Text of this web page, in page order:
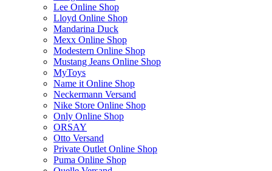
Lee Online Shop
Lloyd Online Shop
Mandarina Duck
Mexx Online Shop
Modestern Online Shop
Mustang Jeans Online Shop
MyToys
Name it Online Shop
Neckermann Versand
Nike Store Online Shop
Only Online Shop
ORSAY
Otto Versand
Private Outlet Online Shop
Puma Online Shop